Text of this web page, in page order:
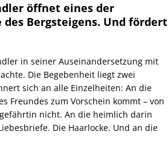
öffnet eines der
Bergsteigens. Und fördert
in seiner Auseinandersetzung mit
Die Begebenheit liegt zwei
sich an alle Einzelheiten: An die
Freundes zum Vorschein kommt – von
nicht. An die heimlich darin
Die Haarlocke. Und an die